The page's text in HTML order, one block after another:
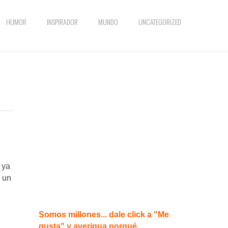
HUMOR INSPIRADOR MUNDO UNCATEGORIZED
un
Somos millones... dale click a "Me
gusta" y averigua porqué